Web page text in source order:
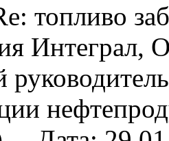
топливо
Интеграл,